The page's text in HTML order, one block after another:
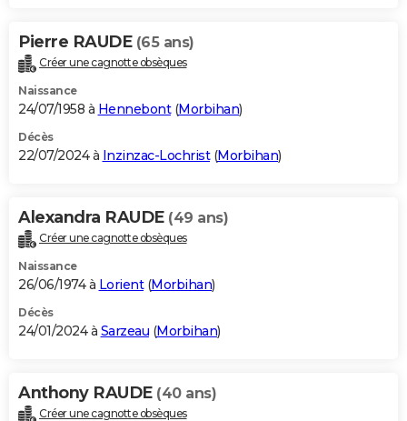
Pierre RAUDE (65 ans)
Créer une cagnotte obsèques
Naissance
24/07/1958 à Hennebont(Morbihan)
Décès
22/07/2024 à Inzinzac-Lochrist(Morbihan)
Alexandra RAUDE (49 ans)
Créer une cagnotte obsèques
Naissance
26/06/1974 à Lorient(Morbihan)
Décès
24/01/2024 à Sarzeau (Morbihan)
Anthony RAUDE (40 ans)
Créer une cagnotte obsèques